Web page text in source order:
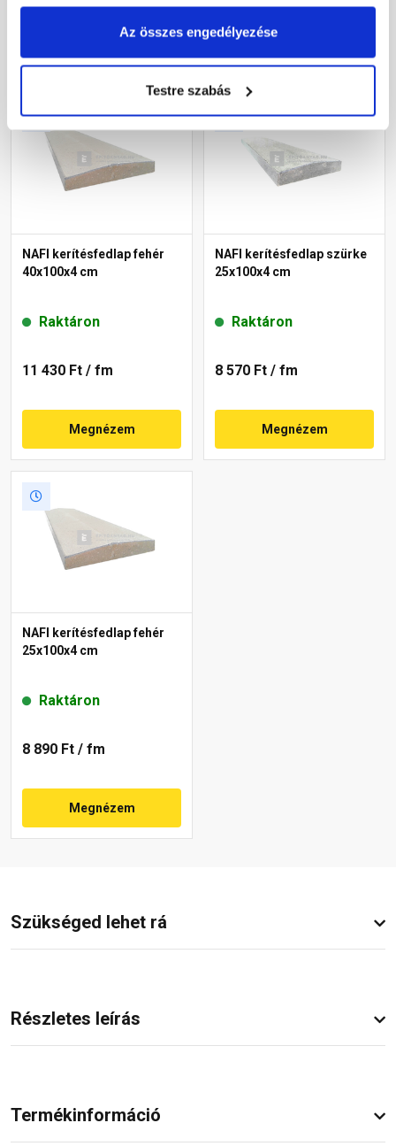
Az összes engedélyezése
Testre szabás
NAFI kerítésfedlap fehér
40x100x4 cm
Raktáron
11 430 Ft / fm
Megnézem
NAFI kerítésfedlap szürke
25x100x4 cm
Raktáron
8 570 Ft / fm
Megnézem
NAFI kerítésfedlap fehér
25x100x4 cm
Raktáron
8 890 Ft / fm
Megnézem
Szükséged lehet rá
Részletes leírás
Termékinformáció